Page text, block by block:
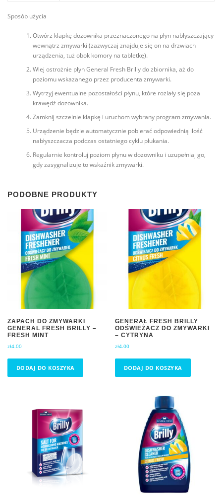
Sposób użycia
Otwórz klapkę dozownika przeznaczonego na płyn nabłyszczający
wewnątrz zmywarki (zazwyczaj znajduje się on na drzwiach
urządzenia, tuż obok komory na tabletkę).
Wlej ostrożnie płyn General Fresh Brilly do zbiornika, aż do
poziomu wskazanego przez producenta zmywarki.
Wytrzyj ewentualne pozostałości płynu, które rozlały się poza
krawędź dozownika.
Zamknij szczelnie klapkę i uruchom wybrany program zmywania.
Urządzenie będzie automatycznie pobierać odpowiednią ilość
nabłyszczacza podczas ostatniego cyklu płukania.
Regularnie kontroluj poziom płynu w dozowniku i uzupełniaj go,
gdy zasygnalizuje to wskaźnik zmywarki.
PODOBNE PRODUKTY
ZAPACH DO ZMYWARKI
GENERAL FRESH BRILLY –
FRESH MINT
zł4.00
DODAJ DO KOSZYKA
GENERAŁ FRESH BRILLY
ODŚWIEŻACZ DO ZMYWARKI
– CYTRYNA
zł4.00
DODAJ DO KOSZYKA